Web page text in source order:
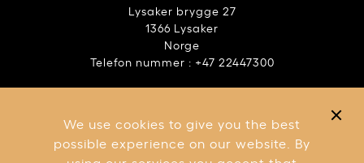
We use cookies to give you the best
possible experience on our website. By
Lysaker brygge 27
1366 Lysaker
Norge
Telefon nummer : +47 22447300
VILKÅR OG BETINGELSER